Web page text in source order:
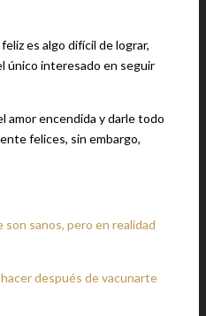
es algo difícil de lograr,
único interesado en seguir
amor encendida y darle todo
felices, sin embargo,
sanos, pero en realidad
después de vacunarte